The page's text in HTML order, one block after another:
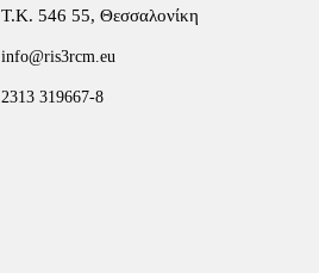
Τ.Κ. 546 55, Θεσσαλονίκη
info@ris3rcm.eu
2313 319667-8